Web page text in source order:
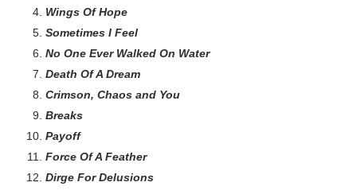
Wings Of Hope
Sometimes I Feel
No One Ever Walked On Water
Death Of A Dream
Crimson, Chaos and You
Breaks
Payoff
Force Of A Feather
Dirge For Delusions